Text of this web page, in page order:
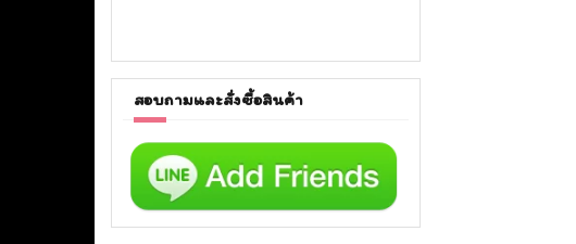
สอบถามและสั่งซื้อสินค้า